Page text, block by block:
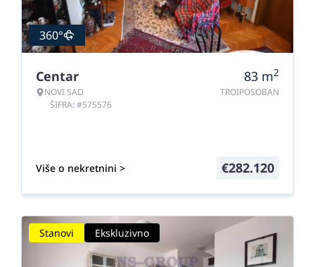
360°
Centar
NOVI SAD
ŠIFRA: #575576
83 m2
TROIPOSOBAN
Više o nekretnini > €282.120
Stanovi Ekskluzivno